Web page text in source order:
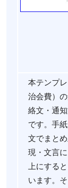
本テンプ
治会費）
絡文・通
です。手
文でまと
現・文言
上にする
います。